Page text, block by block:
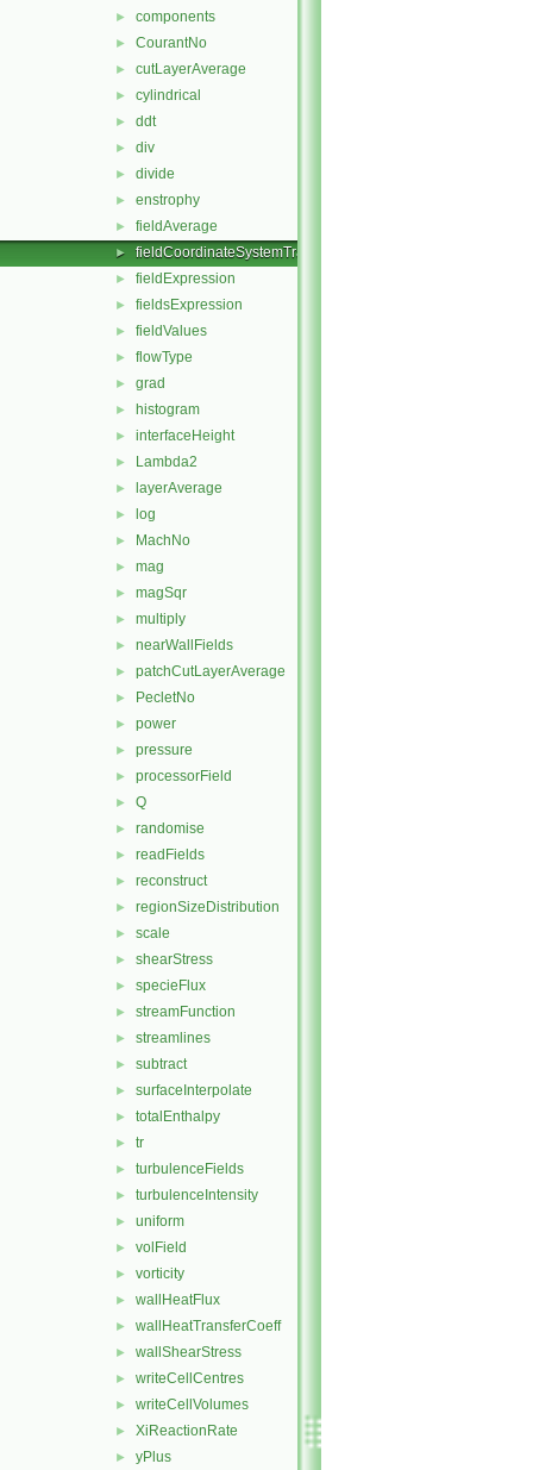
► components
► CourantNo
► cutLayerAverage
► cylindrical
► ddt
► div
► divide
► enstrophy
► fieldAverage
► fieldCoordinateSystemTransform
► fieldExpression
► fieldsExpression
► fieldValues
► flowType
► grad
► histogram
► interfaceHeight
► Lambda2
► layerAverage
► log
► MachNo
► mag
► magSqr
► multiply
► nearWallFields
► patchCutLayerAverage
► PecletNo
► power
► pressure
► processorField
► Q
► randomise
► readFields
► reconstruct
► regionSizeDistribution
► scale
► shearStress
► specieFlux
► streamFunction
► streamlines
► subtract
► surfaceInterpolate
► totalEnthalpy
► tr
► turbulenceFields
► turbulenceIntensity
► uniform
► volField
► vorticity
► wallHeatFlux
► wallHeatTransferCoeff
► wallShearStress
► writeCellCentres
► writeCellVolumes
► XiReactionRate
► yPlus